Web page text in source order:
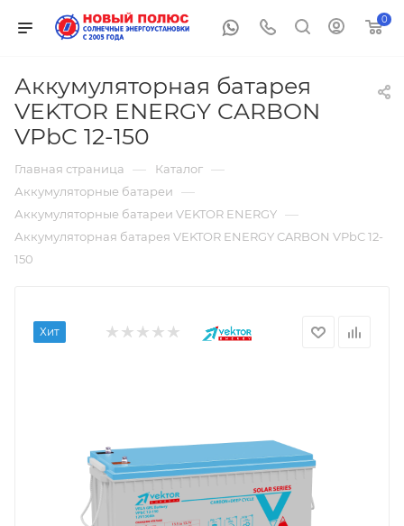
0
Аккумуляторная батарея
VEKTOR ENERGY CARBON
VPbC 12-150
Главная страница — Каталог —
Аккумуляторные батареи —
Аккумуляторные батареи VEKTOR ENERGY —
Аккумуляторная батарея VEKTOR ENERGY CARBON VPbC 12-
150
Хит